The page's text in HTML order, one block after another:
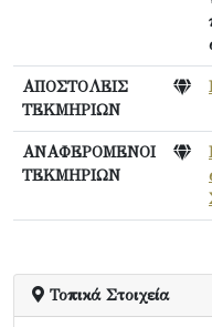
ΑΠΟΣΤΟΛΕΙΣ
ΤΕΚΜΗΡΙΩΝ
ΑΝΑΦΕΡΟΜΕΝΟΙ
ΤΕΚΜΗΡΙΩΝ
Τοπικά Στοιχεία